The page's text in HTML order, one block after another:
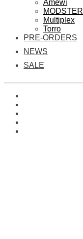
Amewi
MODSTER
Multiplex
Torro
PRE-ORDERS
NEWS
SALE